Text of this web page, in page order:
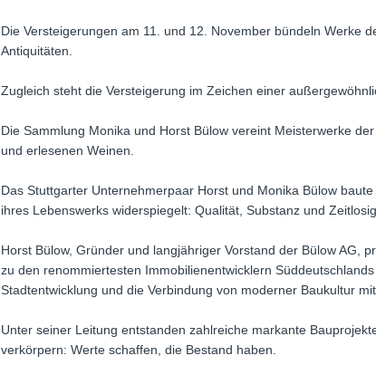
Die Versteigerungen am 11. und 12. November bündeln Werke
Antiquitäten.
Zugleich steht die Versteigerung im Zeichen einer
Die Sammlung Monika und Horst Bülow vereint Meisterwerke
und erlesenen Weinen.
Das Stuttgarter Unternehmerpaar Horst und Monika Bülow
ihres Lebenswerks widerspiegelt: Qualität, Substanz und
Horst Bülow, Gründer und langjähriger Vorstand der Bülow AG,
zu den renommiertesten Immobilienentwicklern
Stadtentwicklung und die Verbindung von moderner Baukultur
Unter seiner Leitung entstanden zahlreiche markante
verkörpern: Werte schaffen, die Bestand haben.